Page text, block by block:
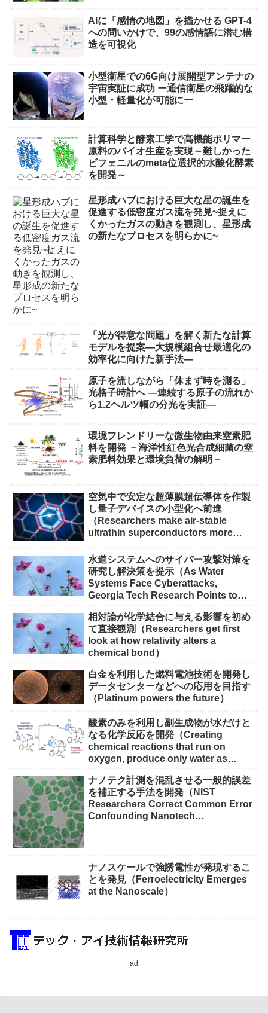
AIに「感情の地図」を描かせる GPT-4
への問いかけで、99の感情語に潜む構
造を可視化
小型衛星での6G向け展開型アンテナの
宇宙実証に成功 ー通信衛星の飛躍的な
小型・軽量化が可能にー
計算科学と酵素工学で高機能ポリマー
原料のバイオ生産を実現～難しかった
ビフェニルのmeta位選択的水酸化酵素
を開発～
星形成ハブにおける巨大な星の誕生を
促進する低密度ガス流を発見~捉えに
くかったガスの動きを観測し、星形成
の新たなプロセスを明らかに~
「光が得意な問題」を解く新たな計算
モデルを提案―大規模組合せ最適化の
効率化に向けた新手法―
原子を流しながら「休まず時を測る」
光格子時計へ ―連続する原子の流れか
ら1.2ヘルツ幅の分光を実証―
環境フレンドリーな微生物由来窒素肥
料を開発 －海洋性紅色光合成細菌の窒
素肥料効果と環境負荷の解明－
空気中で安定な超薄膜超伝導体を作製
し量子デバイスの小型化へ前進
（Researchers make air-stable
ultrathin superconductors more
水道システムへのサイバー攻撃対策を
研究し解決策を提示（As Water
Systems Face Cyberattacks,
Georgia Tech Research Points to
相対論が化学結合に与える影響を初め
て直接観測（Researchers get first
look at how relativity alters a
chemical bond）
白金を利用した燃料電池技術を開発し
データセンターなどへの応用を目指す
（Platinum powers the future）
酸素のみを利用し副生成物が水だけと
なる化学反応を開発（Creating
chemical reactions that run on
oxygen, produce only water as
ナノテク計測を混乱させる一般的誤差
を補正する手法を開発（NIST
Researchers Correct Common Error
Confounding Nanotech
ナノスケールで強誘電性が発現するこ
とを発見（Ferroelectricity Emerges
at the Nanoscale）
ad